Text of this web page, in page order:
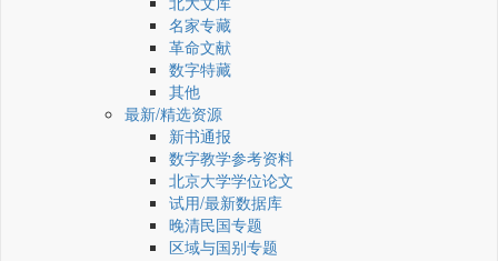
名家专藏
革命文献
数字特藏
其他
最新/精选资源
新书通报
数字教学参考资料
北京大学学位论文
试用/最新数据库
晚清民国专题
区域与国别专题